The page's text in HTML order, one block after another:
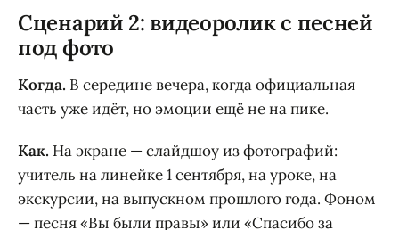
Сценарий 2: видеоролик с песней
под фото
Когда. В середине вечера, когда официальная
часть уже идёт, но эмоции ещё не на пике.
Как. На экране — слайдшоу из фотографий:
учитель на линейке 1 сентября, на уроке, на
экскурсии, на выпускном прошлого года. Фоном
— песня «Вы были правы» или «Спасибо за